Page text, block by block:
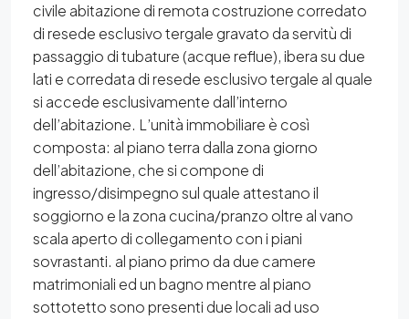
civile abitazione di remota costruzione corredato
di resede esclusivo tergale gravato da servitù di
passaggio di tubature (acque reflue), ibera su due
lati e corredata di resede esclusivo tergale al quale
si accede esclusivamente dall’interno
dell’abitazione. L’unità immobiliare è così
composta: al piano terra dalla zona giorno
dell’abitazione, che si compone di
ingresso/disimpegno sul quale attestano il
soggiorno e la zona cucina/pranzo oltre al vano
scala aperto di collegamento con i piani
sovrastanti. al piano primo da due camere
matrimoniali ed un bagno mentre al piano
sottotetto sono presenti due locali ad uso